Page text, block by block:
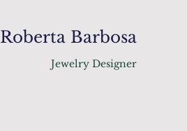
Roberta Barbosa
Jewelry Designer